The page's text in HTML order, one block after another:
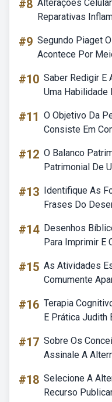
#8 Alterações
Reparativas
#9 Segundo Piaget
Acontece Por
#10 Saber Redigir E
Uma Habilidade
#11 O Objetivo Da
Consiste Em
#12 O Balanco
Patrimonial De
#13 Identifique As
Frases Do
#14 Desenhos
Para Imprimir E
#15 As Atividades
Comumente
#16 Terapia
E Prática Judith
#17 Sobre Os
Assinale A
#18 Selecione A
Recurso